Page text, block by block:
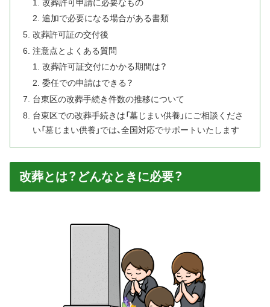
改葬許可申請に必要なもの
追加で必要になる場合がある書類
改葬許可証の交付後
注意点とよくある質問
改葬許可証交付にかかる期間は？
委任での申請はできる？
台東区の改葬手続き件数の推移について
台東区での改葬手続きは「墓じまい供養」にご相談くださ
い「墓じまい供養」では、全国対応でサポートいたします
改葬とは？どんなときに必要？